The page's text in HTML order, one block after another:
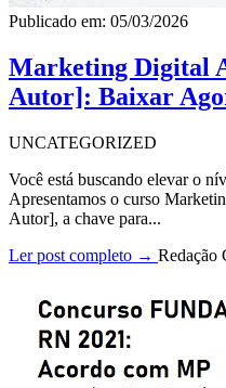
Publicado em: 05/03/2026
Marketing Digital
Autor]: Baixar
UNCATEGORIZED
Você está buscando elevar o
Apresentamos o curso
Autor], a chave para...
Ler post completo → Redação